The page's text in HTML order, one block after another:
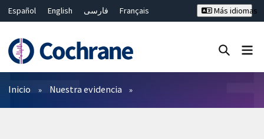
Español English فارسی
Français
Bahasa Malaysia
ไทย 繁體中文
Más idiomas
Filtros
Inicio Nuestra evidencia